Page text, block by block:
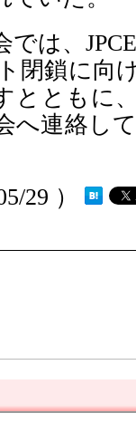
は、
閉鎖に向
とともに
へ連絡し
29 ）